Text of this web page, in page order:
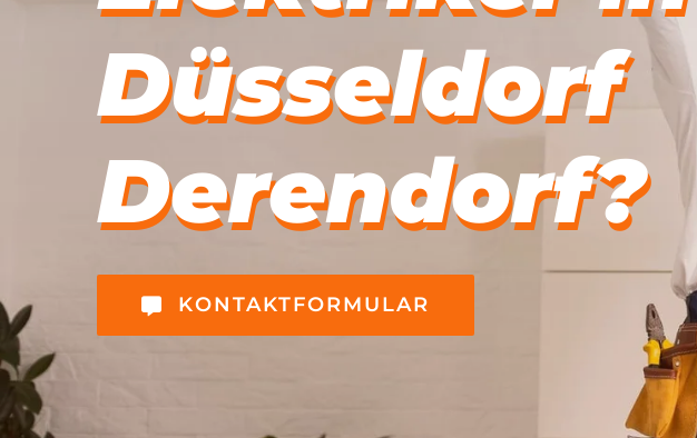
Düsseldorf
Derendorf?
KONTAKTFORMULAR